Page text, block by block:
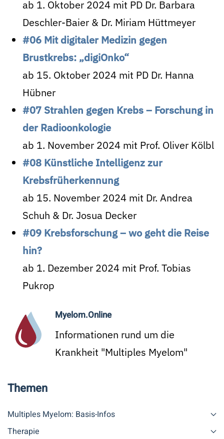
ab 1. Oktober 2024 mit PD Dr. Barbara
Deschler-Baier & Dr. Miriam Hüttmeyer
#06 Mit digitaler Medizin gegen
Brustkrebs: „digiOnko“
ab 15. Oktober 2024 mit PD Dr. Hanna
Hübner
#07 Strahlen gegen Krebs – Forschung in
der Radioonkologie
ab 1. November 2024 mit Prof. Oliver Kölbl
#08 Künstliche Intelligenz zur
Krebsfrüherkennung
ab 15. November 2024 mit Dr. Andrea
Schuh & Dr. Josua Decker
#09 Krebsforschung – wo geht die Reise
hin?
ab 1. Dezember 2024 mit Prof. Tobias
Pukrop
Myelom.Online
Informationen rund um die
Krankheit "Multiples Myelom"
Themen
Multiples Myelom: Basis-Infos
Therapie